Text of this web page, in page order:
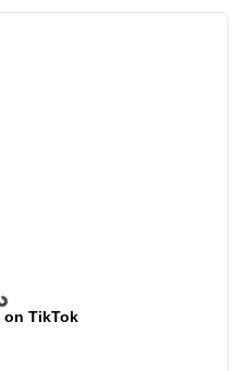
on TikTok